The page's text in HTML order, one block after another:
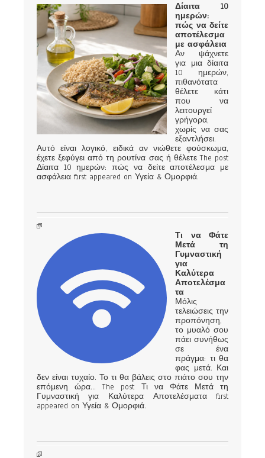
Δίαιτα 10
ημερών:
πώς να δείτε
αποτέλεσμα
με ασφάλεια
Αν ψάχνετε
για μια δίαιτα
10 ημερών,
πιθανότατα
θέλετε κάτι
που να
λειτουργεί
γρήγορα,
χωρίς να σας
εξαντλήσει.
Αυτό είναι λογικό, ειδικά αν νιώθετε φούσκωμα,
έχετε ξεφύγει από τη ρουτίνα σας ή θέλετε The post
Δίαιτα 10 ημερών: πώς να δείτε αποτέλεσμα με
ασφάλεια first appeared on Υγεία & Ομορφιά.
Τι να Φάτε
Μετά τη
Γυμναστική
για
Καλύτερα
Αποτελέσμα
τα
Μόλις
τελειώσεις την
προπόνηση,
το μυαλό σου
πάει συνήθως
σε ένα
πράγμα: τι θα
φας μετά. Και
δεν είναι τυχαίο. Το τι θα βάλεις στο πιάτο σου την
επόμενη ώρα… The post Τι να Φάτε Μετά τη
Γυμναστική για Καλύτερα Αποτελέσματα first
appeared on Υγεία & Ομορφιά.